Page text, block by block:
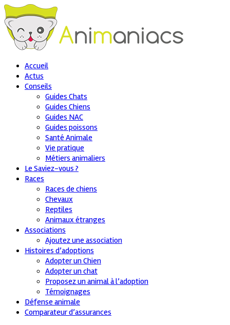
Accueil
Actus
Conseils
Guides Chats
Guides Chiens
Guides NAC
Guides poissons
Santé Animale
Vie pratique
Métiers animaliers
Le Saviez-vous ?
Races
Races de chiens
Chevaux
Reptiles
Animaux étranges
Associations
Ajoutez une association
Histoires d’adoptions
Adopter un Chien
Adopter un chat
Proposez un animal à l’adoption
Témoignages
Défense animale
Comparateur d’assurances